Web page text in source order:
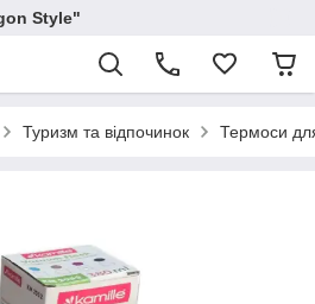
Style"
Туризм та відпочинок Термоси